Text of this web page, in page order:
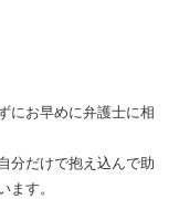
にお早めに弁護士に相
分だけで抱え込んで助
ます。